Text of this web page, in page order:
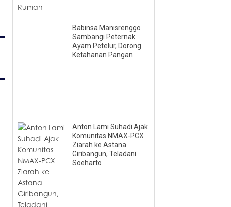
Babinsa Manisrenggo
Sambangi Peternak
Ayam Petelur, Dorong
Ketahanan Pangan
Anton Lami Suhadi Ajak
Komunitas NMAX-PCX
Ziarah ke Astana
Giribangun, Teladani
Soeharto